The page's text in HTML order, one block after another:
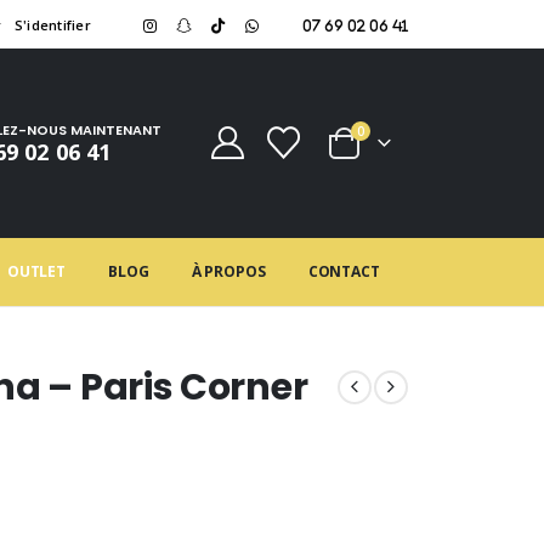
S'identifier 07 69 02 06 41
NOUS MAINTENANT
02 06 41
0
OUTLET BLOG À PROPOS CONTACT
– Paris Corner